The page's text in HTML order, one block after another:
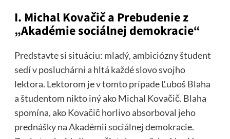
I. Michal Kovačič a Prebudenie z
„Akadémie sociálnej demokracie“
Predstavte si situáciu: mladý, ambiciózny študent
sedí v posluchárni a hltá každé slovo svojho
lektora. Lektorom je v tomto prípade Ľuboš Blaha
a študentom nikto iný ako Michal Kovačič. Blaha
spomína, ako Kovačič horlivo absorboval jeho
prednášky na Akadémii sociálnej demokracie.